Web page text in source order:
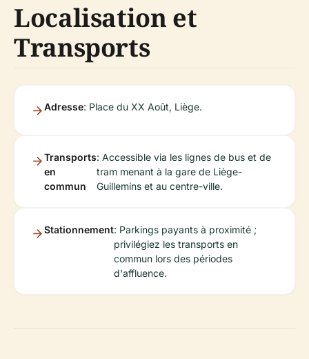
Localisation et
Transports
Adresse: Place du XX Août, Liège.
Transports
en
commun
: Accessible via les lignes de bus et de
tram menant à la gare de Liège-
Guillemins et au centre-ville.
Stationnement: Parkings payants à proximité ;
privilégiez les transports en
commun lors des périodes
d'affluence.